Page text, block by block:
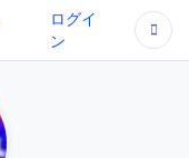
ログイ
ン